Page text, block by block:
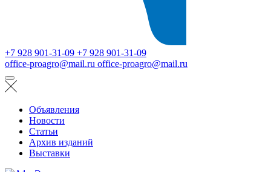
+7 928 901-31-09 +7 928 901-31-09
office-proagro@mail.ru office-proagro@mail.ru
Объявления
Новости
Статьи
Архив изданий
Выставки